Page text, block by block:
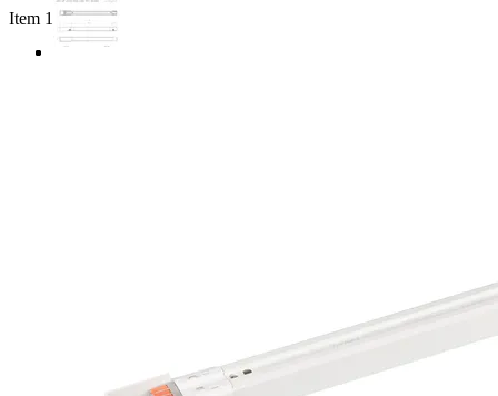
Item 1 of 3